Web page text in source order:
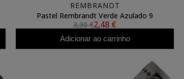
REMBRANDT
Pastel Rembrandt Verde Azulado 9
3,30 €2,48 €
Adicionar ao carrinho